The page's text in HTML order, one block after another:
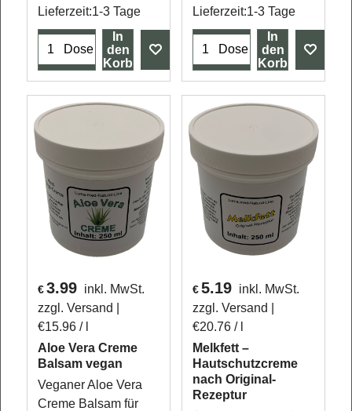
Lieferzeit:1-3 Tage
Dose
In
den
Korb
Lieferzeit:1-3 Tage
Dose
In
den
Korb
€ 3.99 inkl. MwSt.
zzgl. Versand
€15.96 / l
Aloe Vera Creme
Balsam vegan
Veganer Aloe Vera
Creme Balsam für
€5.19 inkl. MwSt.
zzgl. Versand
€20.76 / l
Melkfett –
Hautschutzcreme
nach Original-
Rezeptur